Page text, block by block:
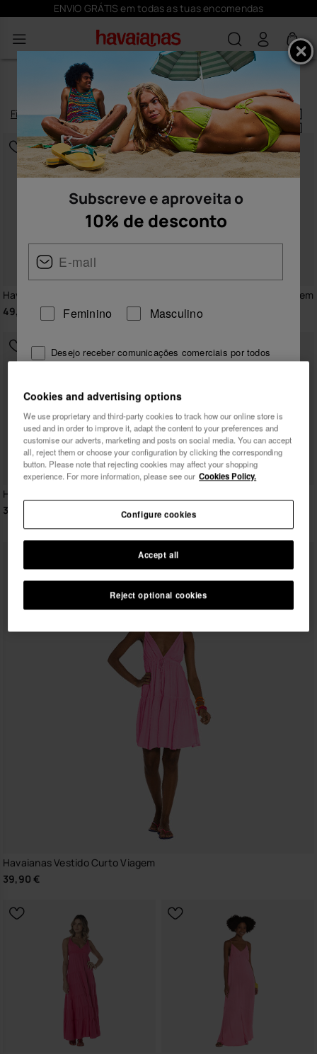
ENVIO GRÁTIS em todas as tuas encomendas
VESTIDOS MULHER
produtos|
Filtroeordenar
Havaianas Vestido Senses
49,90 €
Havaianas Vestido Curto Viagem
39,90 €
Havaianas Vestido Curto Viagem
39,90 €
Estampado Animal
49,90 €
Havaianas Vestido Curto Viagem
39,90 €
Subscreve e aproveita o
10% de desconto
Feminino Masculino
Desejo receber comunicações comerciais por todos
quero 10% de desconto
Cookies and advertising options
We use proprietary and third-party cookies to track how our online store is
used and in order to improve it, adapt the content to your preferences and
customise our adverts, marketing and posts on social media. You can accept
all, reject them or choose your configuration by clicking the corresponding
button. Please note that rejecting cookies may affect your shopping
experience. For more information, please see our Cookies Policy.
Reject optional cookies
Accept all
Configure cookies